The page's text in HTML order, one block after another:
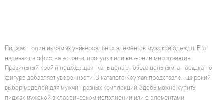
Пиджак – один из самых универсальных элементов мужской одежды. Его
надевают в офис, на встречи, прогулки или вечерние мероприятия.
Правильный крой и подходящая ткань делают образ цельным, а посадка по
фигуре добавляет уверенности. В каталоге Keyman представлен широкий
выбор моделей для мужчин разных комплекций. Здесь можно купить
пиджак мужской в классическом исполнении или с элементами